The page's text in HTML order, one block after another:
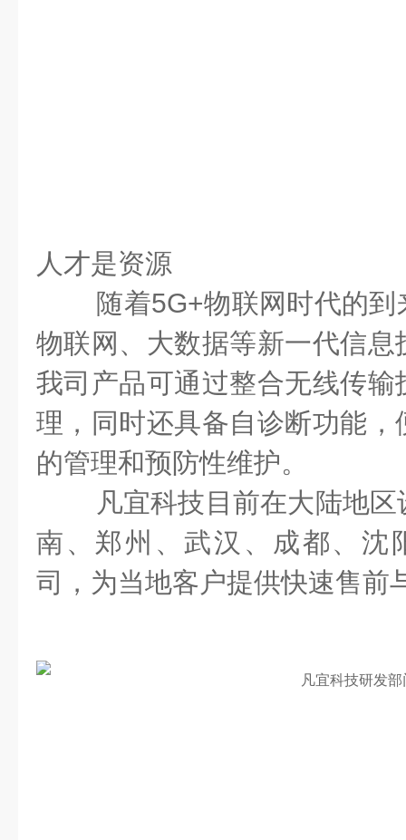
人才是资源
随着5G+物联网时代的
物联网、大数据等新一代信
我司产品可通过整合无线传
理，同时还具备自诊断功能
的管理和预防性维护。
凡宜科技目前在大陆地
南、郑州、武汉、成都、沈
司，为当地客户提供快速售前